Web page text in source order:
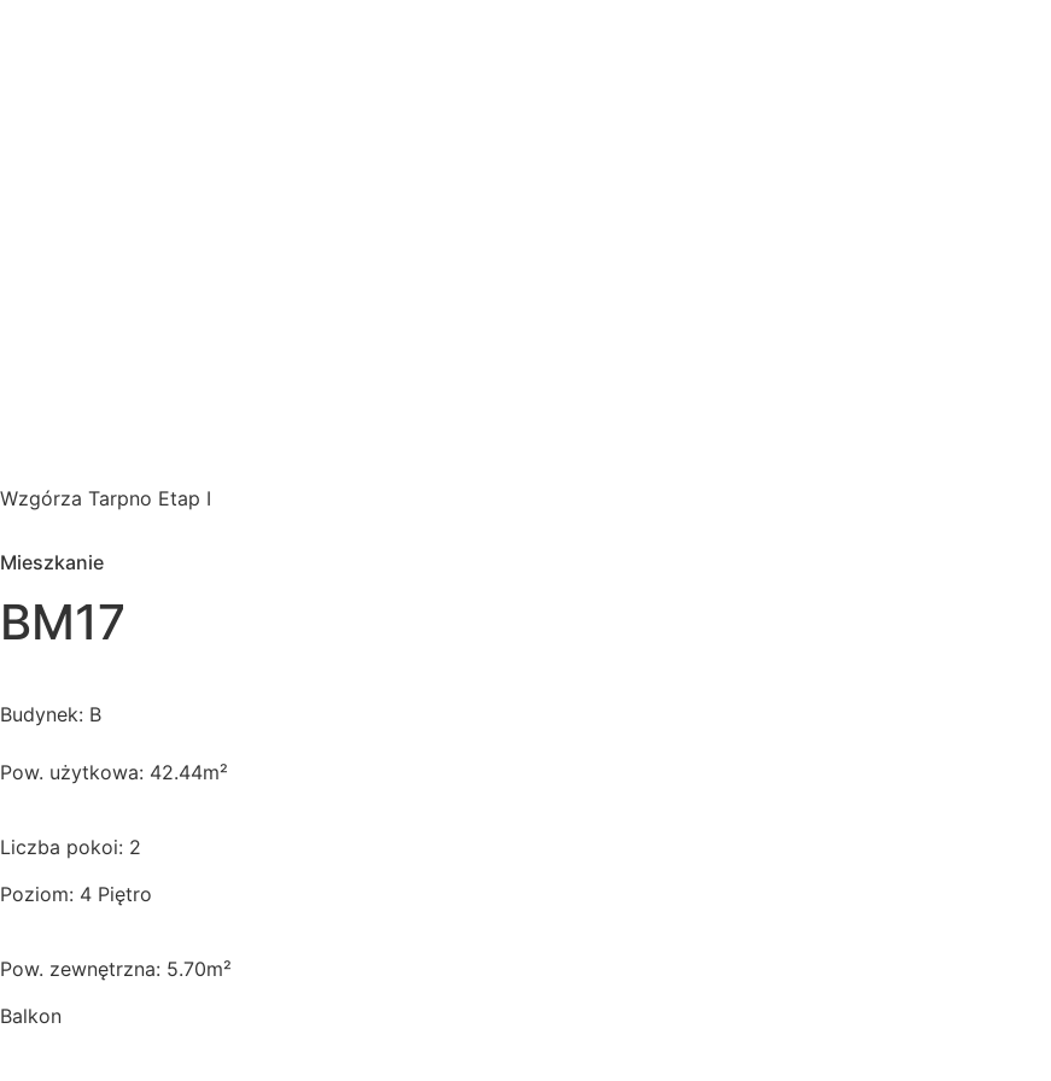
Wzgórza Tarpno Etap I
Mieszkanie
BM17
Budynek: B
Pow. użytkowa: 42.44m²
Liczba pokoi: 2
Poziom: 4 Piętro
Pow. zewnętrzna: 5.70m²
Balkon